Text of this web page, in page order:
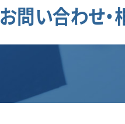
お問い合わせ・